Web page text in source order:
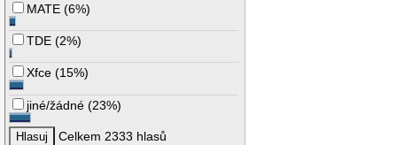
MATE (6%)
TDE (2%)
Xfce (15%)
jiné/žádné (23%)
Celkem 2333 hlasů